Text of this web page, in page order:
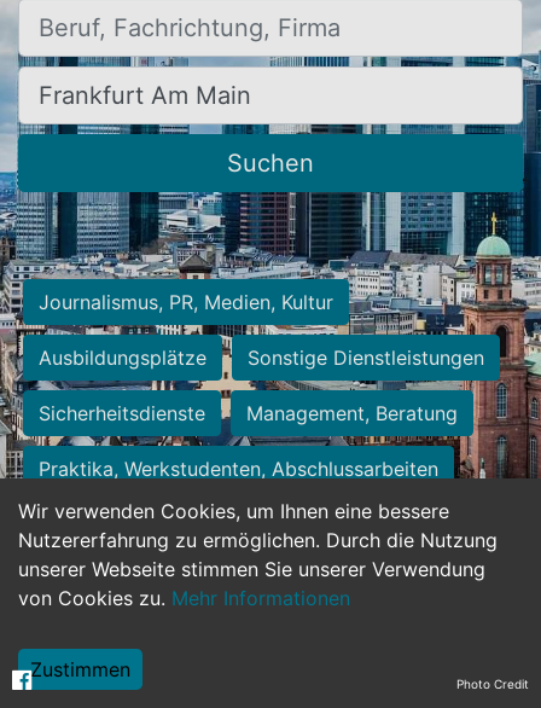
Wir verwenden Cookies, um Ihnen eine bessere
Nutzererfahrung zu ermöglichen. Durch die Nutzung
unserer Webseite stimmen Sie unserer Verwendung
von Cookies zu. Mehr Informationen
Zustimmen
Beruf, Fachrichtung, Firma
Ort, Stadt
Suchen
Journalismus, PR, Medien, Kultur
Ausbildungsplätze Sonstige Dienstleistungen
Sicherheitsdienste Management, Beratung
Praktika, Werkstudenten, Abschlussarbeiten
Personalwesen Assistenz, Sekretariat
Hilfskräfte, Aushilfs- und Nebenjobs
Weiterbildung, Studium, duale Ausbildung Photo Credit